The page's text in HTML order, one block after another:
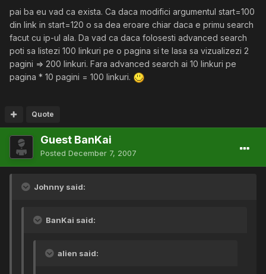
pai ba eu vad ca exista. Ca daca modifici argumentul start=100
din link in start=120 o sa dea eroare chiar daca e primu search
facut cu ip-ul ala. Da vad ca daca folosesti advanced search
poti sa listezi 100 linkuri pe o pagina si te lasa sa vizualizezi 2
pagini => 200 linkuri. Fara advanced search ai 10 linkuri pe
pagina * 10 pagini = 100 linkuri.
Quote
Guest BanKai
Posted December 7, 2007
Johnny said:
BanKai said:
alien said: